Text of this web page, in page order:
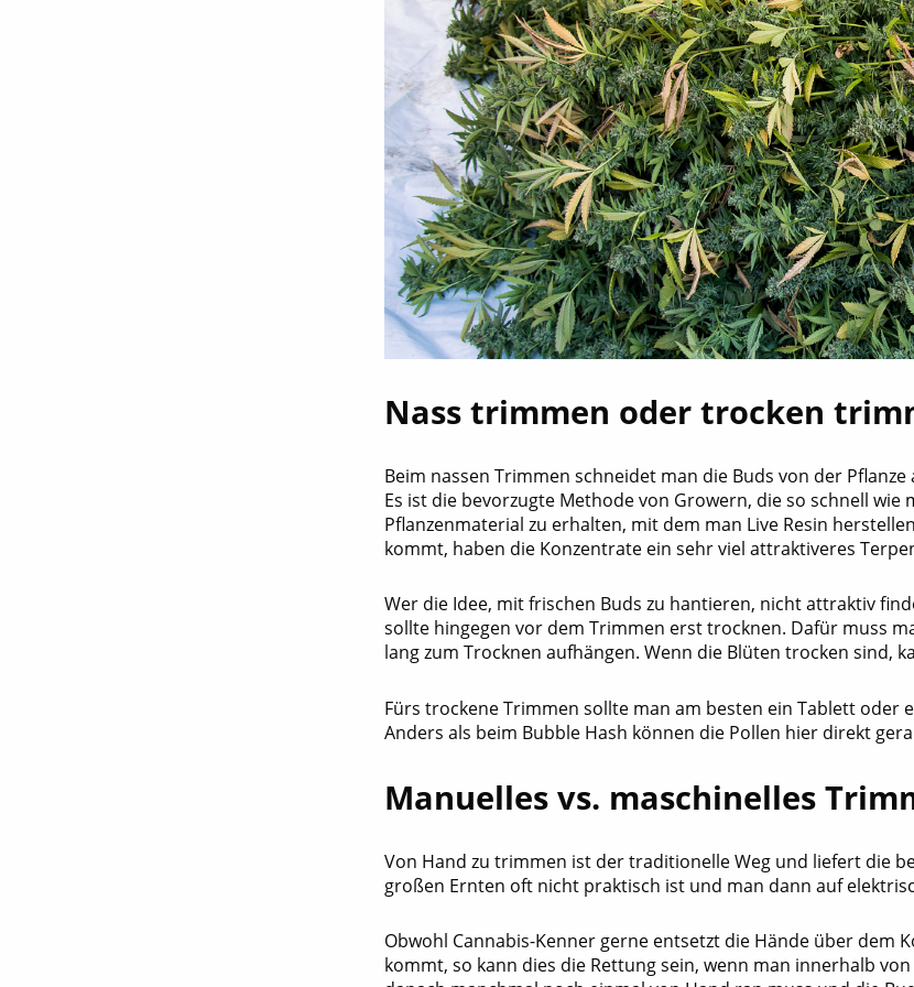
Nass trimmen oder trocken
Beim nassen Trimmen schneidet man die Buds von der
Es ist die bevorzugte Methode von Growern, die so schnell
Pflanzenmaterial zu erhalten, mit dem man Live Resin
kommt, haben die Konzentrate ein sehr viel attraktiveres
Wer die Idee, mit frischen Buds zu hantieren, nicht attraktiv
sollte hingegen vor dem Trimmen erst trocknen. Dafür muss
lang zum Trocknen aufhängen. Wenn die Blüten trocken sind,
Fürs trockene Trimmen sollte man am besten ein Tablett oder
Anders als beim Bubble Hash können die Pollen hier direkt
Manuelles vs. maschinelles
Von Hand zu trimmen ist der traditionelle Weg und liefert die
großen Ernten oft nicht praktisch ist und man dann auf
Obwohl Cannabis-Kenner gerne entsetzt die Hände über dem
kommt, so kann dies die Rettung sein, wenn man innerhalb